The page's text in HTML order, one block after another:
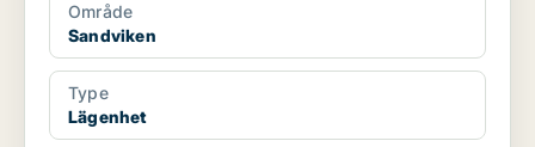
Område
Sandviken
Type
Lägenhet